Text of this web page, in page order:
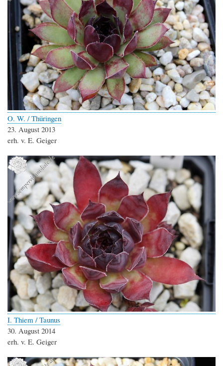
O. W. / Thüringen
23. August 2013
erh. v. E. Geiger
I. Thiem / Taunus
30. August 2014
erh. v. E. Geiger